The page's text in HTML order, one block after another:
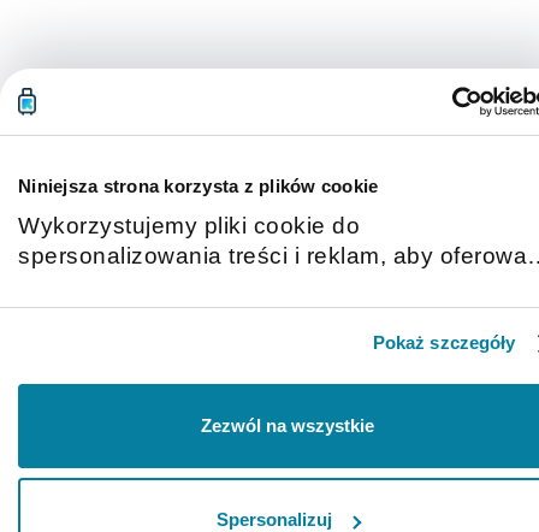
Niniejsza strona korzysta z plików cookie
Wykorzystujemy pliki cookie do
spersonalizowania treści i reklam, aby oferować
naszej witrynie. Informacje o tym, jak
z naszej witryny, udostępniamy partnerom
danymi otrzymanymi od Ciebie lub uzyskanymi
podczas korzystania z ich usług.
Pokaż szczegóły
Zezwól na wszystkie
Spersonalizuj